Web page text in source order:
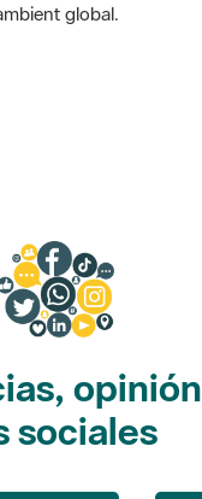
global.
opinión
sociales